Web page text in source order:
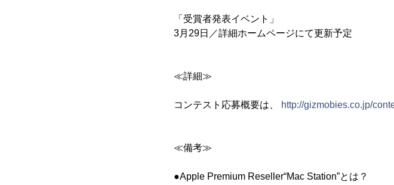
「受賞者発表イベント」
3月29日／詳細ホームページにて更新予定
≪詳細≫
コンテスト応募概要は、 http://gizmobies.co.jp/
≪備考≫
●Apple Premium Reseller“Mac Station”とは？